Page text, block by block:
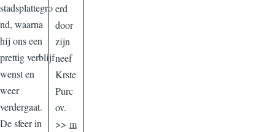
stadsplattegro
nd, waarna
hij ons een
prettig verblijf
wenst en
weer
verdergaat.
De sfeer in
erd
door
zijn
neef
Krste
Purc
ov.
>> m